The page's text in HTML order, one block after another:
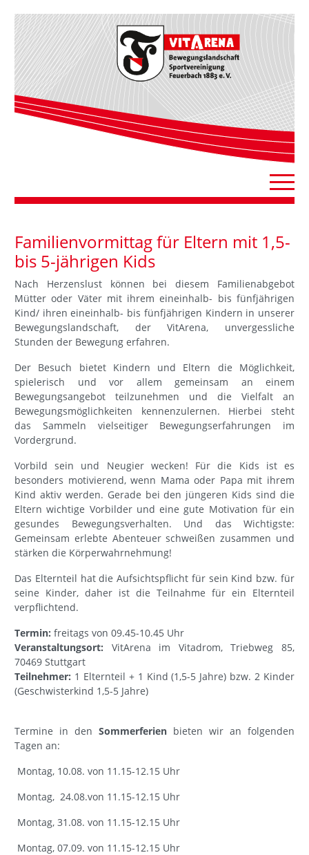
Familienvormittag für Eltern mit 1,5-
bis 5-jährigen Kids
Nach Herzenslust können bei diesem Familienabgebot
Mütter oder Väter mit ihrem eineinhalb- bis fünfjährigen
Kind/ ihren eineinhalb- bis fünfjährigen Kindern in unserer
Bewegungslandschaft, der VitArena, unvergessliche
Stunden der Bewegung erfahren.
Der Besuch bietet Kindern und Eltern die Möglichkeit,
spielerisch und vor allem gemeinsam an einem
Bewegungsangebot teilzunehmen und die Vielfalt an
Bewegungsmöglichkeiten kennenzulernen. Hierbei steht
das Sammeln vielseitiger Bewegungserfahrungen im
Vordergrund.
Vorbild sein und Neugier wecken! Für die Kids ist es
besonders motivierend, wenn Mama oder Papa mit ihrem
Kind aktiv werden. Gerade bei den jüngeren Kids sind die
Eltern wichtige Vorbilder und eine gute Motivation für ein
gesundes Bewegungsverhalten. Und das Wichtigste:
Gemeinsam erlebte Abenteuer schweißen zusammen und
stärken die Körperwahrnehmung!
Das Elternteil hat die Aufsichtspflicht für sein Kind bzw. für
seine Kinder, daher ist die Teilnahme für ein Elternteil
verpflichtend.
Termin: freitags von 09.45-10.45 Uhr
Veranstaltungsort: VitArena im Vitadrom, Triebweg 85,
70469 Stuttgart
Teilnehmer: 1 Elternteil + 1 Kind (1,5-5 Jahre) bzw. 2 Kinder
(Geschwisterkind 1,5-5 Jahre)
Termine in den Sommerferien bieten wir an folgenden
Tagen an:
Montag, 10.08. von 11.15-12.15 Uhr
Montag, 24.08.von 11.15-12.15 Uhr
Montag, 31.08. von 11.15-12.15 Uhr
Montag, 07.09. von 11.15-12.15 Uhr